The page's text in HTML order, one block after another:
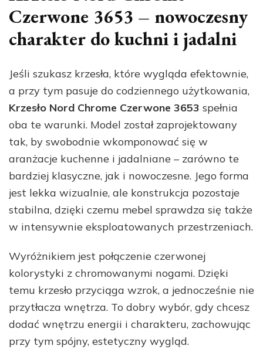
Czerwone 3653 – nowoczesny
charakter do kuchni i jadalni
Jeśli szukasz krzesła, które wygląda efektownie,
a przy tym pasuje do codziennego użytkowania,
Krzesło Nord Chrome Czerwone 3653 spełnia
oba te warunki. Model został zaprojektowany
tak, by swobodnie wkomponować się w
aranżacje kuchenne i jadalniane – zarówno te
bardziej klasyczne, jak i nowoczesne. Jego forma
jest lekka wizualnie, ale konstrukcja pozostaje
stabilna, dzięki czemu mebel sprawdza się także
w intensywnie eksploatowanych przestrzeniach.
Wyróżnikiem jest połączenie czerwonej
kolorystyki z chromowanymi nogami. Dzięki
temu krzesło przyciąga wzrok, a jednocześnie nie
przytłacza wnętrza. To dobry wybór, gdy chcesz
dodać wnętrzu energii i charakteru, zachowując
przy tym spójny, estetyczny wygląd.